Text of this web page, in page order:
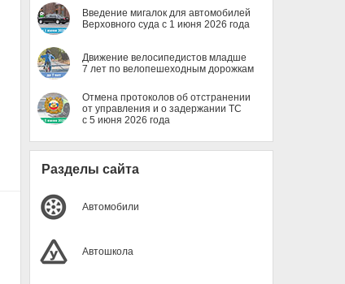
Введение мигалок для автомобилей
Верховного суда с 1 июня 2026 года
Движение велосипедистов младше
7 лет по велопешеходным дорожкам
Отмена протоколов об отстранении
от управления и о задержании ТС
с 5 июня 2026 года
Разделы сайта
Автомобили
Автошкола